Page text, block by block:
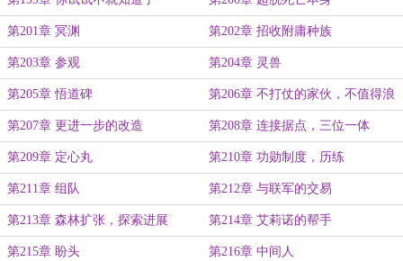
第201章 冥渊 第202章 招收附庸种族
第203章 参观 第204章 灵兽
第205章 悟道碑 第206章 不打仗的家伙，不值得浪
费时间讨论
第207章 更进一步的改造 第208章 连接据点，三位一体
第209章 定心丸 第210章 功勋制度，历练
第211章 组队 第212章 与联军的交易
第213章 森林扩张，探索进展 第214章 艾莉诺的帮手
第215章 盼头 第216章 中间人